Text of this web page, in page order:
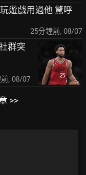
遊戲用過他 驚呼
25分鐘前, 08/07
群突
, 08/07
>>